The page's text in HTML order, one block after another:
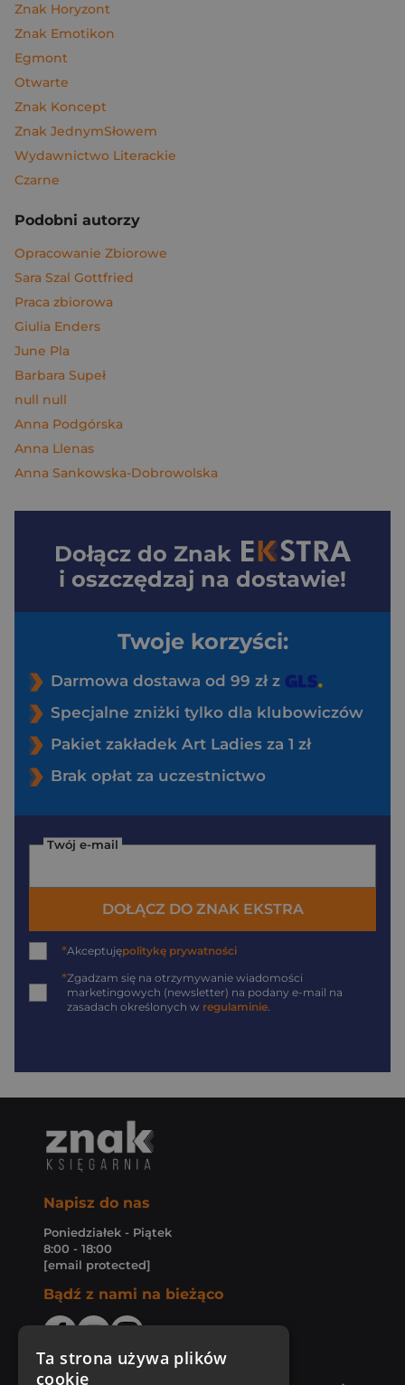
Znak Horyzont
Znak Emotikon
Egmont
Otwarte
Znak Koncept
Znak JednymSłowem
Wydawnictwo Literackie
Czarne
Podobni autorzy
Opracowanie Zbiorowe
Sara Szal Gottfried
Praca zbiorowa
Giulia Enders
June Pla
Barbara Supeł
null null
Anna Podgórska
Anna Llenas
Anna Sankowska-Dobrowolska
Dołącz do Znak
i oszczędzaj na dostawie!
Twoje korzyści:
Darmowa dostawa od 99 zł z
Specjalne zniżki tylko dla klubowiczów
Pakiet zakładek Art Ladies za 1 zł
Brak opłat za uczestnictwo
Twój e-mail
DOŁĄCZ DO ZNAK EKSTRA
*Akceptujępolitykę prywatności
*Zgadzam się na otrzymywanie wiadomości
marketingowych (newsletter) na podany e-mail na
zasadach określonych w regulaminie.
Napisz do nas
Poniedziałek - Piątek
8:00 - 18:00
[email protected]
Bądź z nami na bieżąco
Ta strona używa plików
cookie